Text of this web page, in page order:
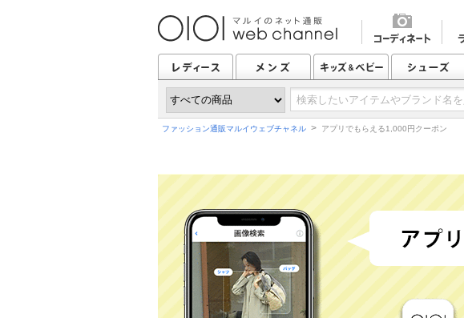
ファッション通販マルイウェブチャネル > アプリでもらえる1,000円クーポン